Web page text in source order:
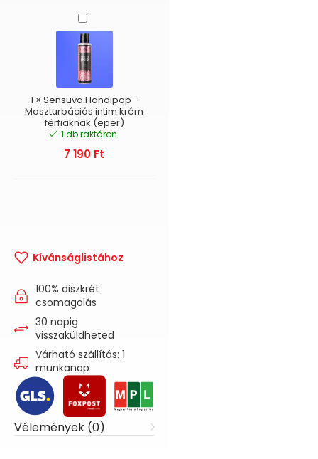
Sensuva
Handipop
-
Maszturbációs
intim
krém
férfiaknak
(eper)
1 × Sensuva Handipop -
Maszturbációs intim krém
férfiaknak (eper)
1 db raktáron.
7 190 Ft
Kívánságlistához
100% diszkrét
csomagolás
30 napig
visszaküldheted
Várható szállítás: 1
munkanap
Vélemények (0)